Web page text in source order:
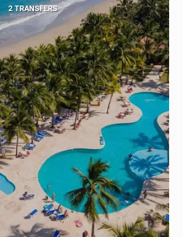
2 TRANSFERS